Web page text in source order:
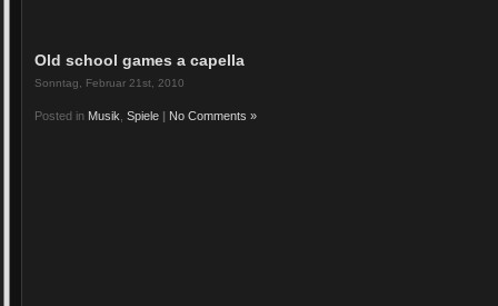
Old school games a capella
Sonntag, Februar 21st, 2010
Posted in Musik Spiele | No Comments »